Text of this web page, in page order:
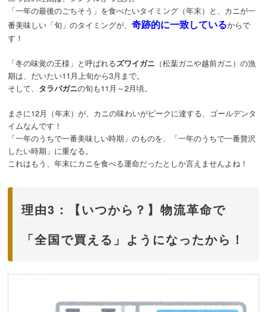
「一年の最後のごちそう」を食べたいタイミング（年末）と、カニが一
番美味しい「旬」のタイミングが、奇跡的に一致しているからで
す！
「冬の味覚の王様」と呼ばれるズワイガニ （松葉ガニや越前ガニ）の漁
期は、だいたい11月上旬から3月まで。
そして、 タラバガニの旬も11月～2月頃。
まさに12月（年末）が、カニの味わいがピークに達する、ゴールデンタ
イムなんです！
「一年のうちで一番美味しい時期」のものを、「一年のうちで一番贅沢
したい時期」に重なる。
これはもう、年末にカニを食べる運命だったとしか言えませんよね！
理由3：【いつから？】物流革命で
「全国で買える」ようになったから！